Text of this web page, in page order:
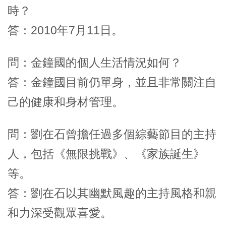
時？
答：2010年7月11日。
問：金鐘國的個人生活情況如何？
答：金鐘國目前仍單身，並且非常關注自
己的健康和身材管理。
問：劉在石曾擔任過多個綜藝節目的主持
人，包括《無限挑戰》、《家族誕生》
等。
答：劉在石以其幽默風趣的主持風格和親
和力深受觀眾喜愛。